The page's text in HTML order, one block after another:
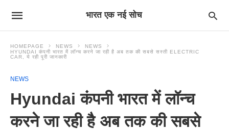
भारत एक नई सोच
HOMEPAGE NEWS
NEWS
HYUNDAI कंपनी भारत में लॉन्च करने जा रही है अब तक की सबसे सस्ती ELECTRIC
CAR, ये रही पूरी जानकारी
NEWS
Hyundai कंपनी भारत में लॉन्च
करने जा रही है अब तक की सबसे